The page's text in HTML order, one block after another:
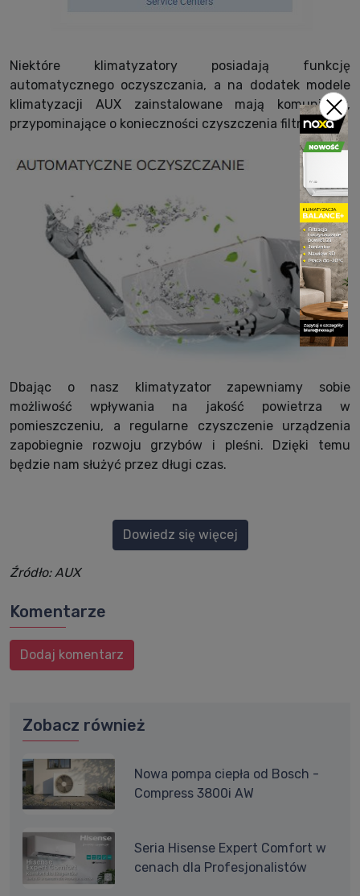
Niektóre klimatyzatory posiadają funkcję
automatycznego oczyszczania, a na dodatek modele
klimatyzacji AUX zainstalowane mają komunikaty,
przypominające o konieczności czyszczenia filtrów.
Dbając o nasz klimatyzator zapewniamy sobie
możliwość wpływania na jakość powietrza w
pomieszczeniu, a regularne czyszczenie urządzenia
zapobiegnie rozwoju grzybów i pleśni. Dzięki temu
będzie nam służyć przez długi czas.
Dowiedz się więcej
Źródło: AUX
Komentarze
Dodaj komentarz
Zobacz również
Nowa pompa ciepła od Bosch -
Compress 3800i AW
Seria Hisense Expert Comfort w
cenach dla Profesjonalistów